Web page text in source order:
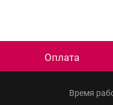
Оплата
Время